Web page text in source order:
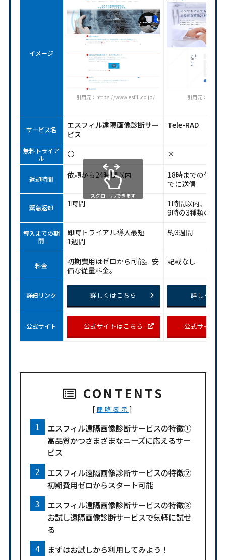
イメージ
引用元：https://www.esfill.co.jp/ 引用元：
サービス名
エスフィル遠隔画像診断サー
ビス
Tele-RAD
無料トライア
ル
〇 ×
返却時間 依頼から24時間以内
18時までの依頼
でに送信
緊急返却 1時間
1時間以内、2時
9時の3種類のオ
導入までの期
間
即時トライアル導入最短
1週間
約3週間
料金
初期費用はゼロから可能。安
価な従量料金。
記載なし
詳細リンク 詳しくはこちら 詳しくはこ
公式サイト 公式サイトはこちら 公式サイトは
スクロールできます
CONTENTS
[ 簡略表示 ]
エスフィル遠隔画像診断サービスの特徴①
高品質かつさまざまなニーズに応えるサー
ビス
エスフィル遠隔画像診断サービスの特徴②
初期費用ゼロからスタート可能
エスフィル遠隔画像診断サービスの特徴③
お試し遠隔画像診断サービスで気軽に試せ
る
まずはお試しから利用してみよう！